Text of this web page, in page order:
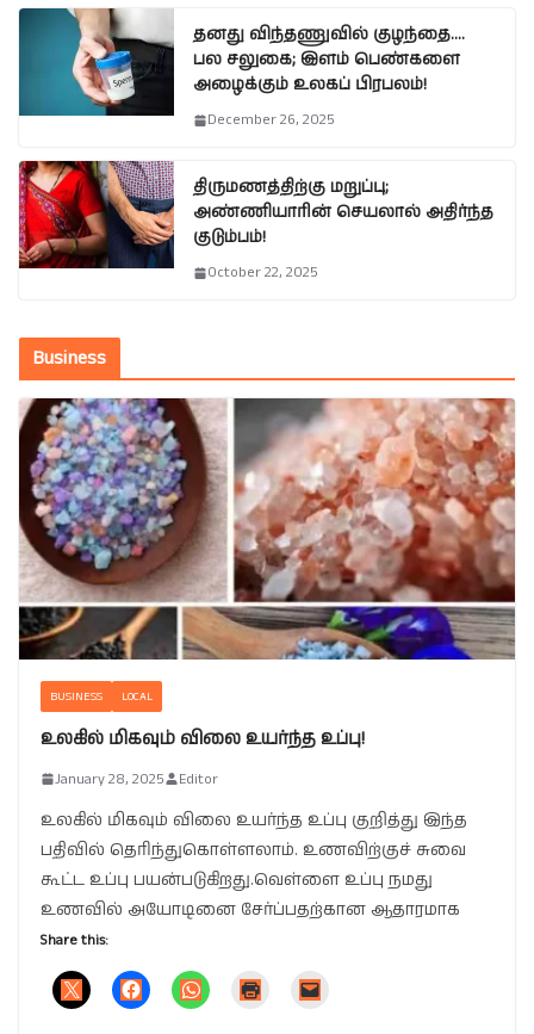
தனது விந்தணுவில் குழந்தை….
பல சலுகை; இளம் பெண்களை
அழைக்கும் உலகப் பிரபலம்!
December 26, 2025
திருமணத்திற்கு மறுப்பு;
அண்ணியாரின் செயலால் அதிர்ந்த
குடும்பம்!
October 22, 2025
Business
BUSINESS LOCAL
உலகில் மிகவும் விலை உயர்ந்த உப்பு!
January 28, 2025 Editor
உலகில் மிகவும் விலை உயர்ந்த உப்பு குறித்து இந்த
பதிவில் தெரிந்துகொள்ளலாம். உணவிற்குச் சுவை
கூட்ட உப்பு பயன்படுகிறது.வெள்ளை உப்பு நமது
உணவில் அயோடினை சேர்ப்பதற்கான ஆதாரமாக
Share this: